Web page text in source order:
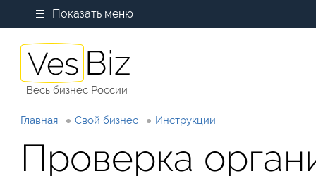
Показать меню
Весь бизнес России
Главная Свой бизнес Инструкции
Проверка